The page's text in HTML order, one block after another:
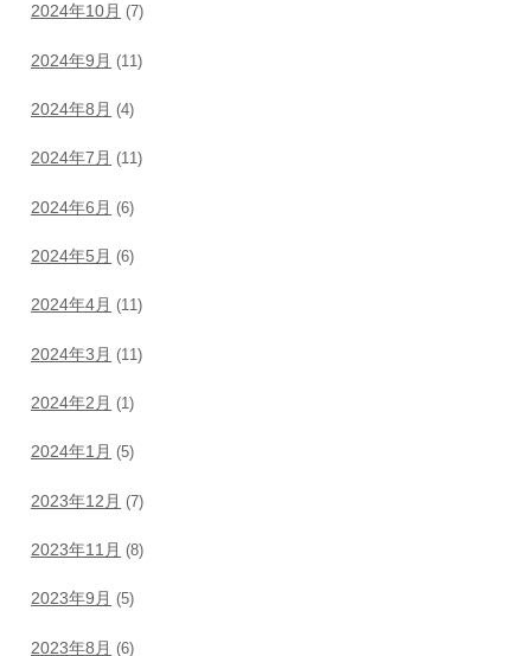
2024年10月 (7)
2024年9月 (11)
2024年8月 (4)
2024年7月 (11)
2024年6月 (6)
2024年5月 (6)
2024年4月 (11)
2024年3月 (11)
2024年2月 (1)
2024年1月 (5)
2023年12月 (7)
2023年11月 (8)
2023年9月 (5)
2023年8月 (6)